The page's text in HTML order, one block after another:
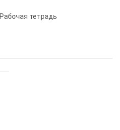
Рабочая тетрадь